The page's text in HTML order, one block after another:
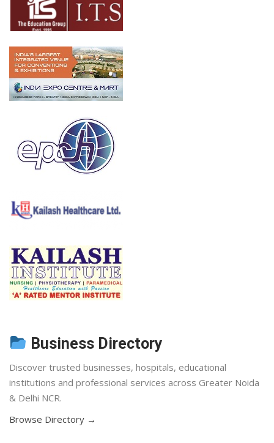
Business Directory
Discover trusted businesses, hospitals, educational
institutions and professional services across Greater Noida
& Delhi NCR.
Browse Directory →